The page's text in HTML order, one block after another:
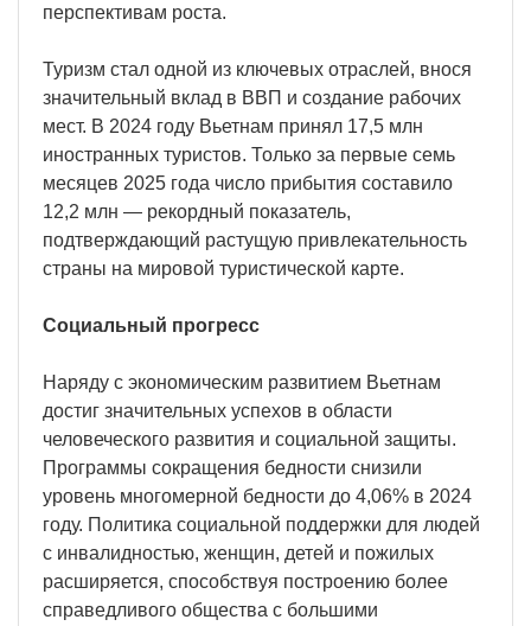
перспективам роста.
Туризм стал одной из ключевых отраслей, внося
значительный вклад в ВВП и создание рабочих
мест. В 2024 году Вьетнам принял 17,5 млн
иностранных туристов. Только за первые семь
месяцев 2025 года число прибытия составило
12,2 млн — рекордный показатель,
подтверждающий растущую привлекательность
страны на мировой туристической карте.
Социальный прогресс
Наряду с экономическим развитием Вьетнам
достиг значительных успехов в области
человеческого развития и социальной защиты.
Программы сокращения бедности снизили
уровень многомерной бедности до 4,06% в 2024
году. Политика социальной поддержки для людей
с инвалидностью, женщин, детей и пожилых
расширяется, способствуя построению более
справедливого общества с большими